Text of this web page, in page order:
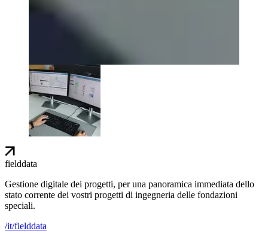
fielddata
Gestione digitale dei progetti, per una panoramica immediata dello
stato corrente dei vostri progetti di ingegneria delle fondazioni
speciali.
/it/fielddata